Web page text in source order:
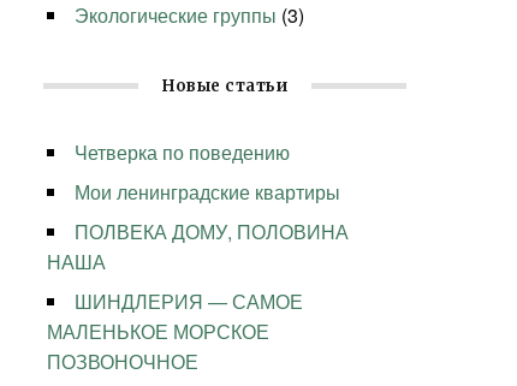
Экологические группы (3)
Новые статьи
Четверка по поведению
Мои ленинградские квартиры
ПОЛВЕКА ДОМУ, ПОЛОВИНА
НАША
ШИНДЛЕРИЯ — САМОЕ
МАЛЕНЬКОЕ МОРСКОЕ
ПОЗВОНОЧНОЕ